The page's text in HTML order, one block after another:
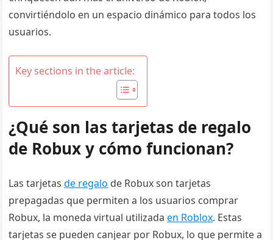
convirtiéndolo en un espacio dinámico para todos los
usuarios.
Key sections in the article:
¿Qué son las tarjetas de regalo
de Robux y cómo funcionan?
Las tarjetasde regalo de Robux son tarjetas
prepagadas que permiten a los usuarios comprar
Robux, la moneda virtual utilizadaen Roblox. Estas
tarjetas se pueden canjear por Robux, lo que permite a